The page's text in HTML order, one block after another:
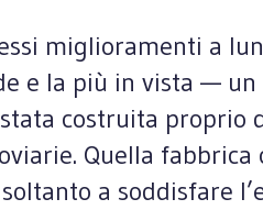
miglioramenti a
la più in vista — un
costruita proprio
Quella
a soddisfare